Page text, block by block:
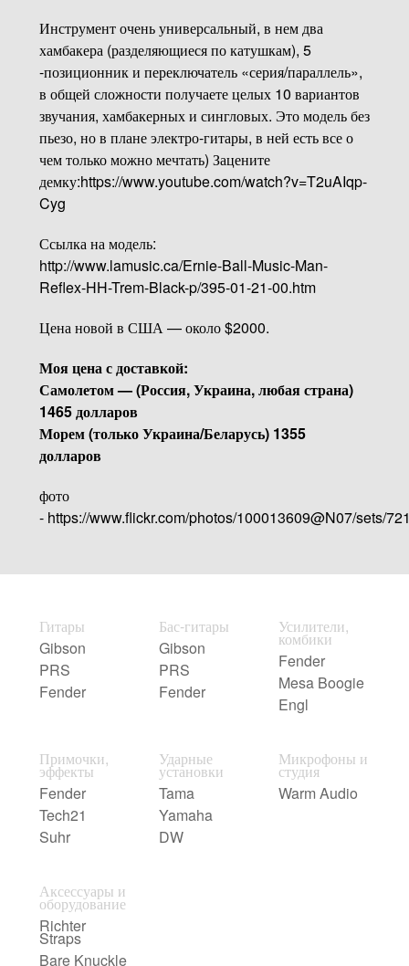
Инструмент очень универсальный, в нем два
хамбакера (разделяющиеся по катушкам), 5
-позиционник и переключатель «серия/параллель»,
в общей сложности получаете целых 10 вариантов
звучания, хамбакерных и сингловых. Это модель без
пьезо, но в плане электро-гитары, в ней есть все о
чем только можно мечтать) Зацените
демку:https://www.youtube.com/watch?v=T2uAIqp-
Cyg
Ссылка на модель:
http://www.lamusic.ca/Ernie-Ball-Music-Man-
Reflex-HH-Trem-Black-p/395-01-21-00.htm
Цена новой в США — около $2000.
Моя цена с доставкой:
Самолетом — (Россия, Украина, любая страна)
1465 долларов
Морем (только Украина/Беларусь) 1355
долларов
фото
- https://www.flickr.com/photos/100013609@N07/sets/
Гитары
Gibson
PRS
Fender
Бас-гитары
Gibson
PRS
Fender
Усилители,
комбики
Fender
Mesa Boogie
Engl
Примочки,
эффекты
Fender
Tech21
Suhr
Ударные
установки
Tama
Yamaha
DW
Микрофоны и
студия
Warm Audio
Аксессуары и
оборудование
Richter
Straps
Bare Knuckle